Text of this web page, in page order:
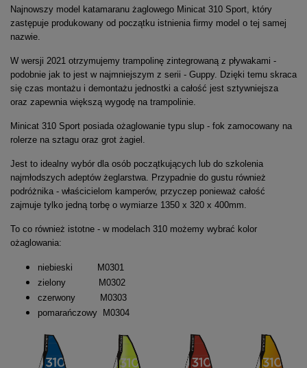
Najnowszy model katamaranu żaglowego Minicat 310 Sport, który
zastępuje produkowany od początku istnienia firmy model o tej samej
nazwie.
W wersji 2021 otrzymujemy trampolinę zintegrowaną z pływakami -
podobnie jak to jest w najmniejszym z serii - Guppy. Dzięki temu skraca
się czas montażu i demontażu jednostki a całość jest sztywniejsza
oraz zapewnia większą wygodę na trampolinie.
Minicat 310 Sport posiada ożaglowanie typu slup - fok zamocowany na
rolerze na sztagu oraz grot żagiel.
Jest to idealny wybór dla osób początkujących lub do szkolenia
najmłodszych adeptów żeglarstwa. Przypadnie do gustu również
podróżnika - właścicielom kamperów, przyczep ponieważ całość
zajmuje tylko jedną torbę o wymiarze 1350 x 320 x 400mm.
To co również istotne - w modelach 310 możemy wybrać kolor
ożaglowania:
niebieski M0301
zielony M0302
czerwony M0303
pomarańczowy M0304